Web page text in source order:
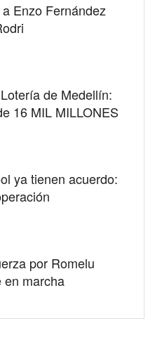
Enzo Fernández
de Medellín:
16 MIL MILLONES
ya tienen acuerdo:
por Romelu
en marcha